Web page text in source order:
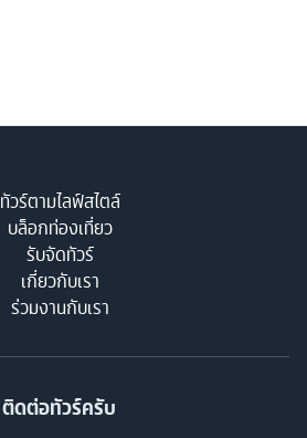
ทัวร์ตามไลฟ์สไตล์
บล็อกท่องเที่ยว
รับจัดทัวร์
เกี่ยวกับเรา
ร่วมงานกับเรา
ติดต่อทัวร์ครับ